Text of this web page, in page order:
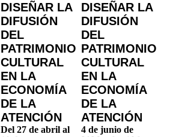
DISEÑAR LA
DIFUSIÓN
DEL
PATRIMONIO
CULTURAL
EN LA
ECONOMÍA
DE LA
ATENCIÓN
Del 27 de abril al
DISEÑAR LA
DIFUSIÓN
DEL
PATRIMONIO
CULTURAL
EN LA
ECONOMÍA
DE LA
ATENCIÓN
4 de junio de